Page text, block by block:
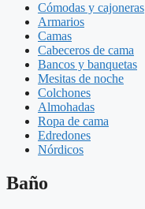
Cómodas y cajoneras
Armarios
Camas
Cabeceros de cama
Bancos y banquetas
Mesitas de noche
Colchones
Almohadas
Ropa de cama
Edredones
Nórdicos
Baño